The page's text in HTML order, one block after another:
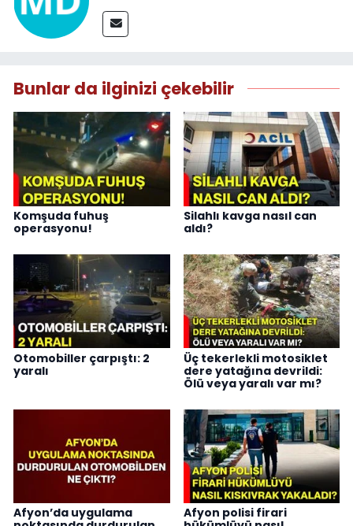
Bunlar da ilginizi çekebilir
Komşuda fuhuş
operasyonu!
Silahlı kavga nasıl can
aldı?
Otomobiller çarpıştı: 2
yaralı
Üç tekerlekli motosiklet
dere yatağına devrildi:
Ölü veya yaralı var mı?
Afyon’da uygulama
Afyon polisi firari